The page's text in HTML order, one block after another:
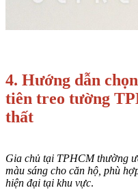
4. Hướng dẫn
tiên treo tường
thất
Gia chủ tại TPHCM thường
màu sáng cho căn hộ, phù
hiện đại tại khu vực.